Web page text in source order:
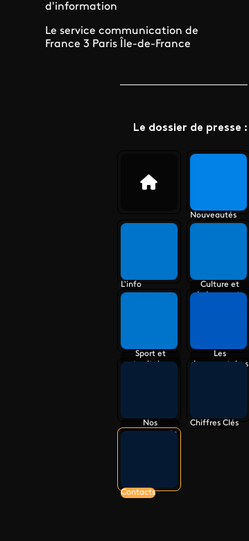
d'information
Le service communication de
France 3 Paris Île-de-France
Le dossier de presse :
Nouveautés
L'info
Culture et
événements
Sport et
territoire
Les
documentaires
Nos
engagements
Chiffres Clés
Contacts